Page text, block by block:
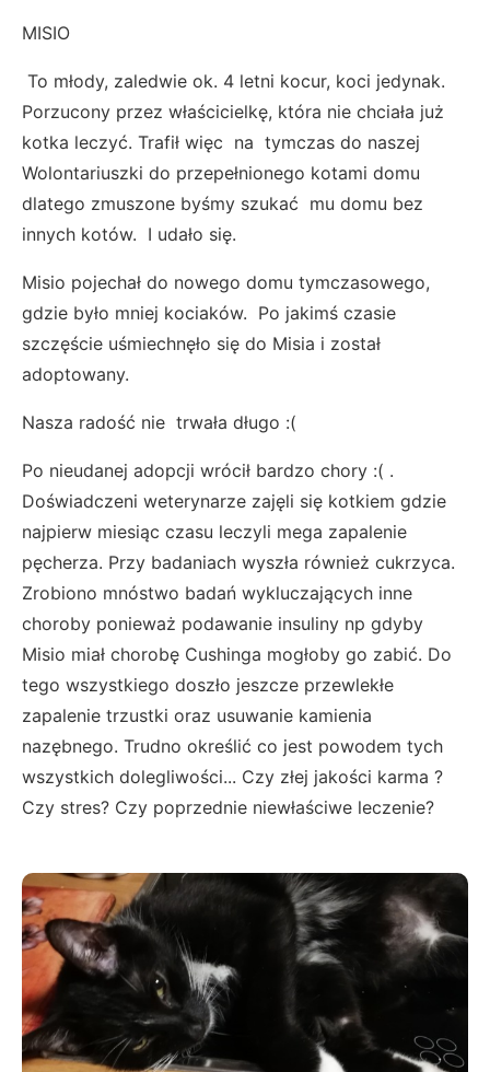
MISIO
To młody, zaledwie ok. 4 letni kocur, koci jedynak.
Porzucony przez właścicielkę, która nie chciała już
kotka leczyć. Trafił więc na tymczas do naszej
Wolontariuszki do przepełnionego kotami domu
dlatego zmuszone byśmy szukać mu domu bez
innych kotów. I udało się.
Misio pojechał do nowego domu tymczasowego,
gdzie było mniej kociaków. Po jakimś czasie
szczęście uśmiechnęło się do Misia i został
adoptowany.
Nasza radość nie trwała długo :(
Po nieudanej adopcji wrócił bardzo chory :( .
Doświadczeni weterynarze zajęli się kotkiem gdzie
najpierw miesiąc czasu leczyli mega zapalenie
pęcherza. Przy badaniach wyszła również cukrzyca.
Zrobiono mnóstwo badań wykluczających inne
choroby ponieważ podawanie insuliny np gdyby
Misio miał chorobę Cushinga mogłoby go zabić. Do
tego wszystkiego doszło jeszcze przewlekłe
zapalenie trzustki oraz usuwanie kamienia
nazębnego. Trudno określić co jest powodem tych
wszystkich dolegliwości... Czy złej jakości karma ?
Czy stres? Czy poprzednie niewłaściwe leczenie?